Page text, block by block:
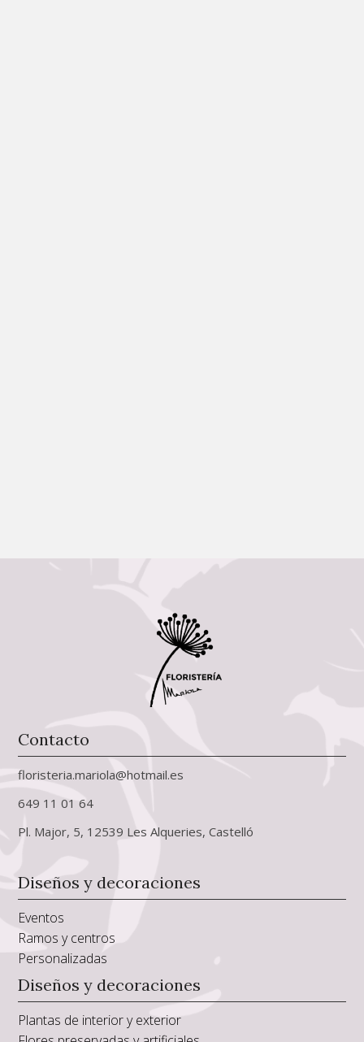
Contacto
floristeria.mariola@hotmail.es
649 11 01 64
Pl. Major, 5, 12539 Les Alqueries, Castelló
Diseños y decoraciones
Eventos
Ramos y centros
Personalizadas
Diseños y decoraciones
Plantas de interior y exterior